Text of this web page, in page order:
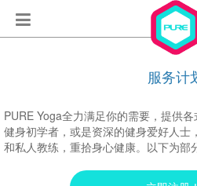
服务计
PURE Yoga全力满足你的需要，提供
健身初学者，或是资深的健身爱好人士
和私人教练，重拾身心健康。以下为部